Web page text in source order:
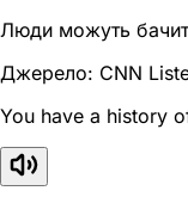
Люди можуть
Джерело: CNN
You have a history